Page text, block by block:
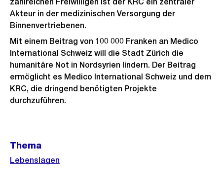
Akteur in der medizinischen Versorgung der
Binnenvertriebenen.
Mit einem Beitrag von 100 000 Franken an Medico
International Schweiz will die Stadt Zürich die
humanitäre Not in Nordsyrien lindern. Der Beitrag
ermöglicht es Medico International Schweiz und dem
KRC, die dringend benötigten Projekte
durchzuführen.
Informationen
Thema
Lebenslagen